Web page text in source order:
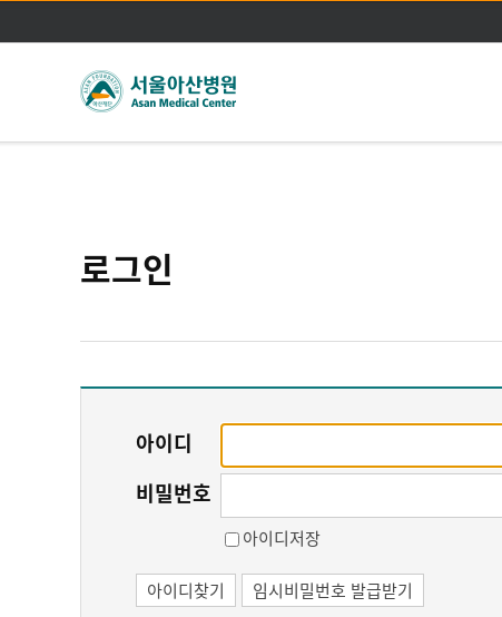
로그인
아이디
비밀번호
아이디저장
아이디찾기 임시비밀번호 발급받기